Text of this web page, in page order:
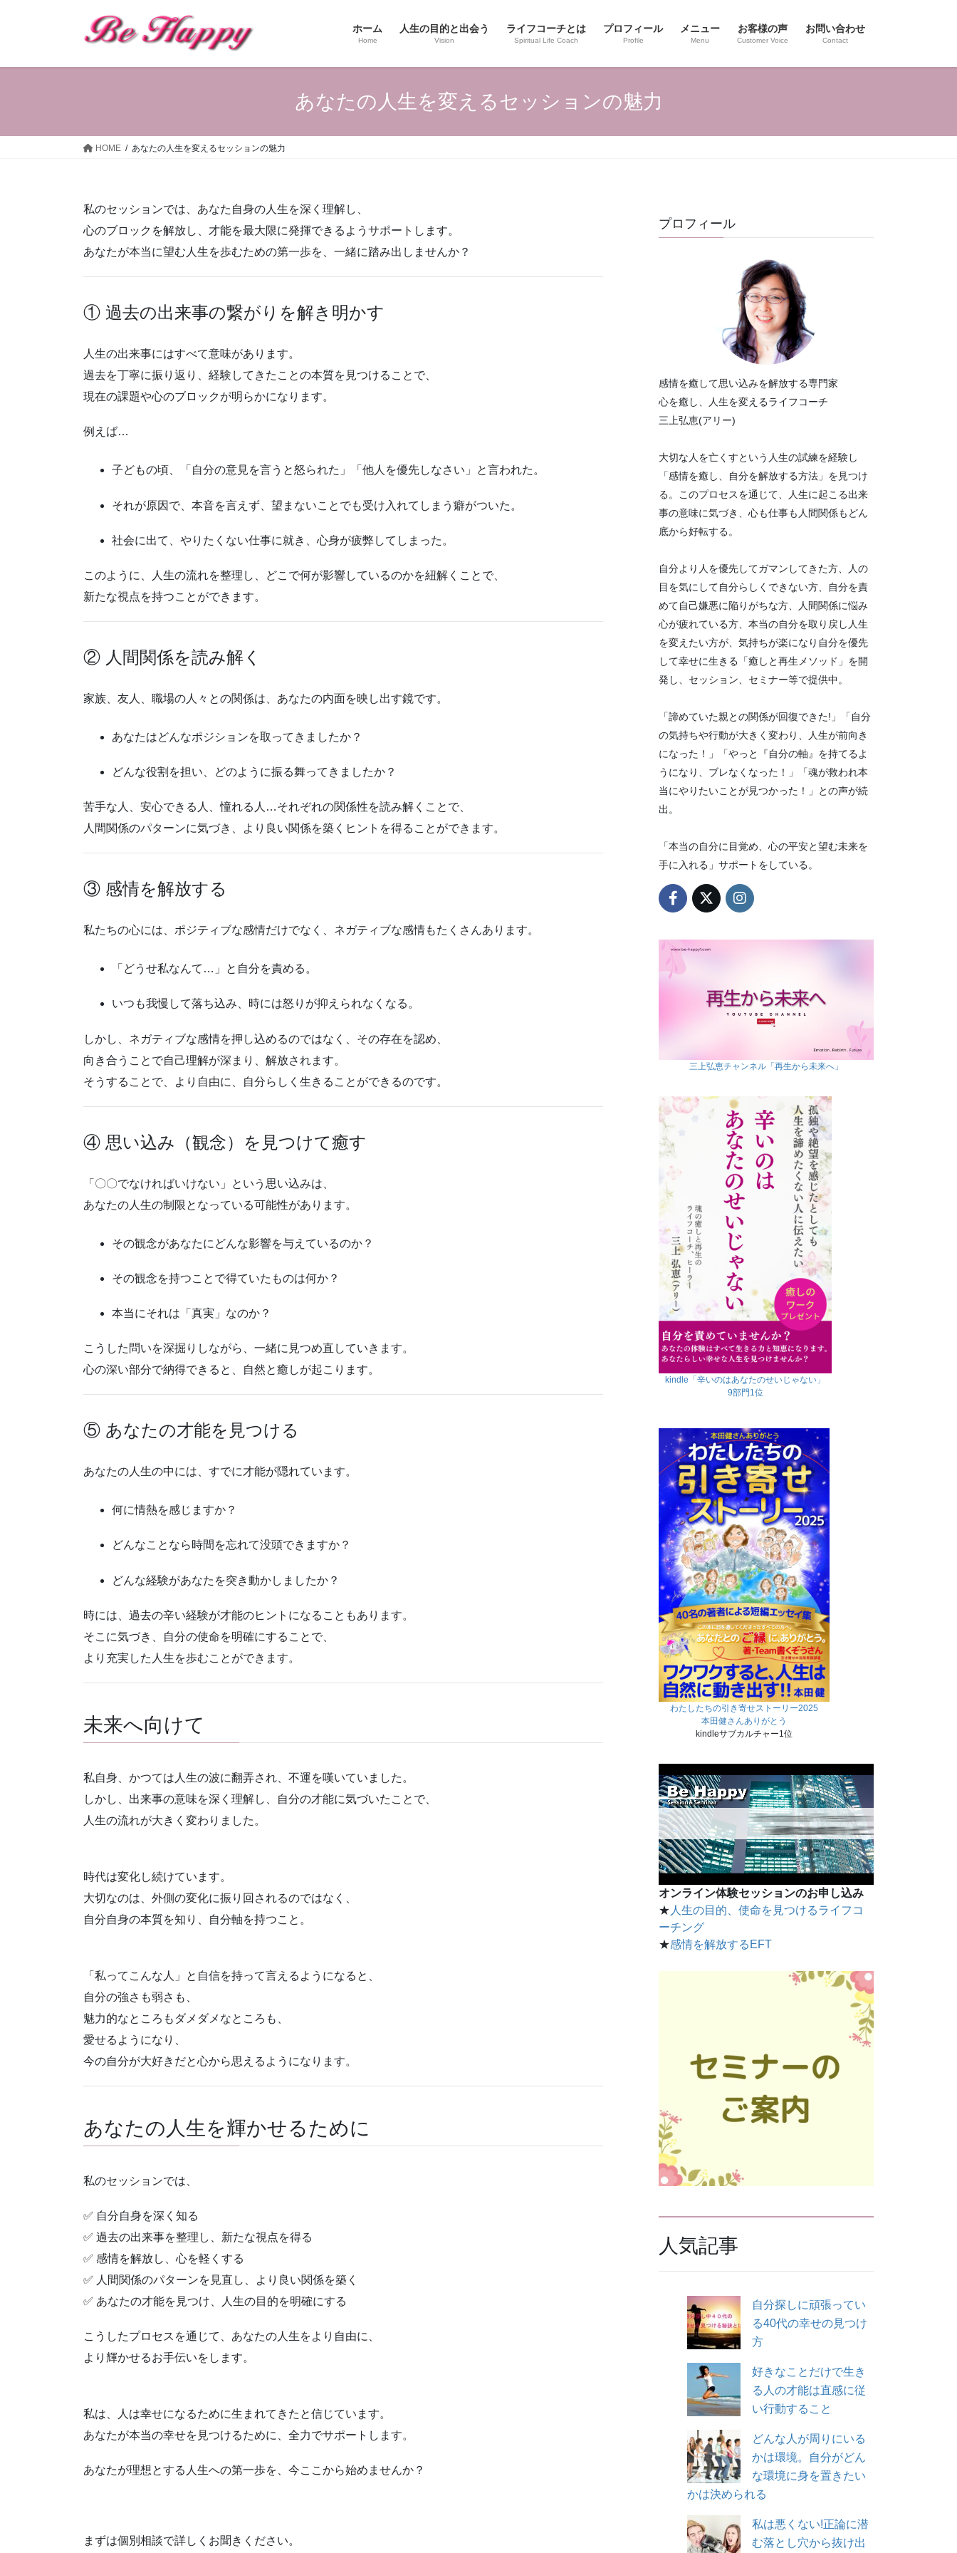
ホーム
Home
人生の目的と出会う
Vision
ライフコーチとは
Spiritual Life Coach
プロフィール
Profile
メニュー
Menu
お客様の声
Customer Voice
お問い合わせ
Contact
あなたの人生を変えるセッションの魅力
HOME あなたの人生を変えるセッションの魅力
私のセッションでは、あなた自身の人生を深く理解し、
心のブロックを解放し、才能を最大限に発揮できるようサポートします。
あなたが本当に望む人生を歩むための第一歩を、一緒に踏み出しませんか？
① 過去の出来事の繋がりを解き明かす
人生の出来事にはすべて意味があります。
過去を丁寧に振り返り、経験してきたことの本質を見つけることで、
現在の課題や心のブロックが明らかになります。
例えば…
子どもの頃、「自分の意見を言うと怒られた」「他人を優先しなさい」と言われた。
それが原因で、本音を言えず、望まないことでも受け入れてしまう癖がついた。
社会に出て、やりたくない仕事に就き、心身が疲弊してしまった。
このように、人生の流れを整理し、どこで何が影響しているのかを紐解くことで、
新たな視点を持つことができます。
② 人間関係を読み解く
家族、友人、職場の人々との関係は、あなたの内面を映し出す鏡です。
あなたはどんなポジションを取ってきましたか？
どんな役割を担い、どのように振る舞ってきましたか？
苦手な人、安心できる人、憧れる人…それぞれの関係性を読み解くことで、
人間関係のパターンに気づき、より良い関係を築くヒントを得ることができます。
③ 感情を解放する
私たちの心には、ポジティブな感情だけでなく、ネガティブな感情もたくさんあります。
「どうせ私なんて…」と自分を責める。
いつも我慢して落ち込み、時には怒りが抑えられなくなる。
しかし、ネガティブな感情を押し込めるのではなく、その存在を認め、
向き合うことで自己理解が深まり、解放されます。
そうすることで、より自由に、自分らしく生きることができるのです。
④ 思い込み（観念）を見つけて癒す
「〇〇でなければいけない」という思い込みは、
あなたの人生の制限となっている可能性があります。
その観念があなたにどんな影響を与えているのか？
その観念を持つことで得ていたものは何か？
本当にそれは「真実」なのか？
こうした問いを深掘りしながら、一緒に見つめ直していきます。
心の深い部分で納得できると、自然と癒しが起こります。
⑤ あなたの才能を見つける
あなたの人生の中には、すでに才能が隠れています。
何に情熱を感じますか？
どんなことなら時間を忘れて没頭できますか？
どんな経験があなたを突き動かしましたか？
時には、過去の辛い経験が才能のヒントになることもあります。
そこに気づき、自分の使命を明確にすることで、
より充実した人生を歩むことができます。
未来へ向けて
私自身、かつては人生の波に翻弄され、不運を嘆いていました。
しかし、出来事の意味を深く理解し、自分の才能に気づいたことで、
人生の流れが大きく変わりました。
時代は変化し続けています。
大切なのは、外側の変化に振り回されるのではなく、
自分自身の本質を知り、自分軸を持つこと。
「私ってこんな人」と自信を持って言えるようになると、
自分の強さも弱さも、
魅力的なところもダメダメなところも、
愛せるようになり、
今の自分が大好きだと心から思えるようになります。
あなたの人生を輝かせるために
私のセッションでは、
✅ 自分自身を深く知る
✅ 過去の出来事を整理し、新たな視点を得る
✅ 感情を解放し、心を軽くする
✅ 人間関係のパターンを見直し、より良い関係を築く
✅ あなたの才能を見つけ、人生の目的を明確にする
こうしたプロセスを通じて、あなたの人生をより自由に、
より輝かせるお手伝いをします。
私は、人は幸せになるために生まれてきたと信じています。
あなたが本当の幸せを見つけるために、全力でサポートします。
あなたが理想とする人生への第一歩を、今ここから始めませんか？
まずは個別相談で詳しくお聞きください。
プロフィール
感情を癒して思い込みを解放する専門家
心を癒し、人生を変えるライフコーチ
三上弘恵(アリー)
大切な人を亡くすという人生の試練を経験し
「感情を癒し、自分を解放する方法」を見つけ
る。このプロセスを通じて、人生に起こる出来
事の意味に気づき、心も仕事も人間関係もどん
底から好転する。
自分より人を優先してガマンしてきた方、人の
目を気にして自分らしくできない方、自分を責
めて自己嫌悪に陥りがちな方、人間関係に悩み
心が疲れている方、本当の自分を取り戻し人生
を変えたい方が、気持ちが楽になり自分を優先
して幸せに生きる「癒しと再生メソッド」を開
発し、セッション、セミナー等で提供中。
「諦めていた親との関係が回復できた!」「自分
の気持ちや行動が大きく変わり、人生が前向き
になった！」「やっと『自分の軸』を持てるよ
うになり、ブレなくなった！」「魂が救われ本
当にやりたいことが見つかった！」との声が続
出。
「本当の自分に目覚め、心の平安と望む未来を
手に入れる」サポートをしている。
三上弘恵チャンネル「再生から未来へ」
kindle「辛いのはあなたのせいじゃない」
9部門1位
わたしたちの引き寄せストーリー2025
本田健さんありがとう
kindleサブカルチャー1位
オンライン体験セッションのお申し込み
★ 人生の目的、使命を見つけるライフコ
ーチング
★感情を解放するEFT
人気記事
自分探しに頑張ってい
る40代の幸せの見つけ
方
好きなことだけで生き
る人の才能は直感に従
い行動すること
どんな人が周りにいる
かは環境。自分がどん
な環境に身を置きたい
かは決められる
私は悪くない!正論に潜
む落とし穴から抜け出